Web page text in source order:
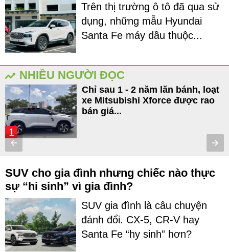
Trên thị trường ô tô đã qua sử
dụng, những mẫu Hyundai
Santa Fe máy dầu thuộc...
NHIỀU NGƯỜI ĐỌC
1
Chỉ sau 1 - 2 năm lăn bánh, loạt
xe Mitsubishi Xforce được rao
bán giá...
SUV cho gia đình nhưng chiếc nào thực
sự “hi sinh” vì gia đình?
SUV gia đình là câu chuyện
đánh đổi. CX-5, CR-V hay
Santa Fe “hy sinh” hơn?